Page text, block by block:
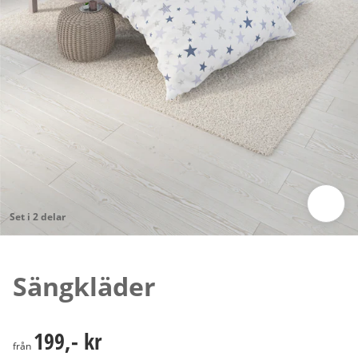
Set i 2 delar
Sängkläder
199,- kr
från 199,- kr